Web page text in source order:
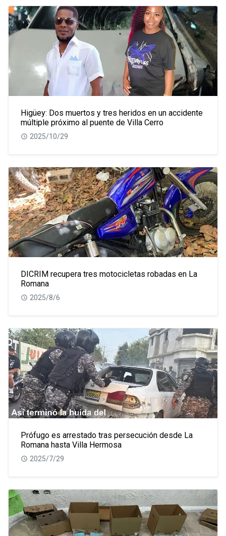
Higüey: Dos muertos y tres heridos en un accidente
múltiple próximo al puente de Villa Cerro
2025/10/29
DICRIM recupera tres motocicletas robadas en La
Romana
2025/8/6
Prófugo es arrestado tras persecución desde La
Romana hasta Villa Hermosa
2025/7/29